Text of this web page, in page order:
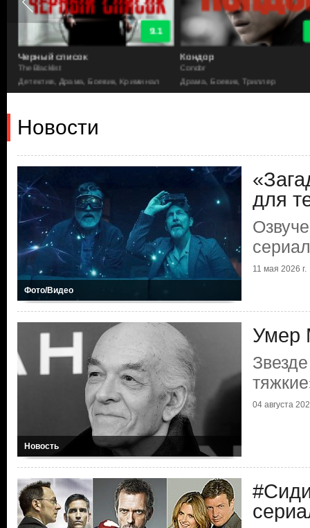
9.1
Черный список
The Blacklist
Детектив, Драма, Боевик, Криминал
Кондор
Condor
Драма, Боевик, Триллер
Новости
Фото/Видео
для
11 мая 2026 г.
Новость
Умер
04 августа